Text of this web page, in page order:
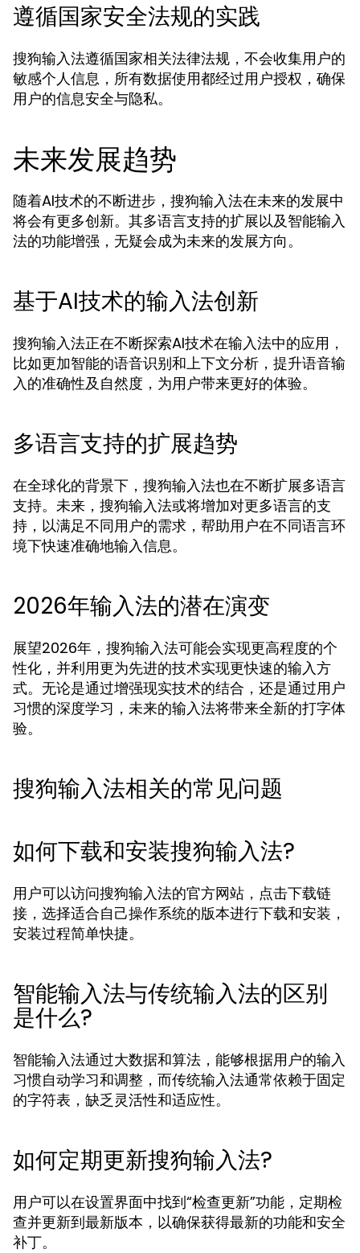
遵循国家安全法规的实践
搜狗输入法遵循国家相关法律法规，不会收集用户的
敏感个人信息，所有数据使用都经过用户授权，确保
用户的信息安全与隐私。
未来发展趋势
随着AI技术的不断进步，搜狗输入法在未来的发展中
将会有更多创新。其多语言支持的扩展以及智能输入
法的功能增强，无疑会成为未来的发展方向。
基于AI技术的输入法创新
搜狗输入法正在不断探索AI技术在输入法中的应用，
比如更加智能的语音识别和上下文分析，提升语音输
入的准确性及自然度，为用户带来更好的体验。
多语言支持的扩展趋势
在全球化的背景下，搜狗输入法也在不断扩展多语言
支持。未来，搜狗输入法或将增加对更多语言的支
持，以满足不同用户的需求，帮助用户在不同语言环
境下快速准确地输入信息。
2026年输入法的潜在演变
展望2026年，搜狗输入法可能会实现更高程度的个
性化，并利用更为先进的技术实现更快速的输入方
式。无论是通过增强现实技术的结合，还是通过用户
习惯的深度学习，未来的输入法将带来全新的打字体
验。
搜狗输入法相关的常见问题
如何下载和安装搜狗输入法?
用户可以访问搜狗输入法的官方网站，点击下载链
接，选择适合自己操作系统的版本进行下载和安装，
安装过程简单快捷。
智能输入法与传统输入法的区别
是什么?
智能输入法通过大数据和算法，能够根据用户的输入
习惯自动学习和调整，而传统输入法通常依赖于固定
的字符表，缺乏灵活性和适应性。
如何定期更新搜狗输入法?
用户可以在设置界面中找到“检查更新”功能，定期检
查并更新到最新版本，以确保获得最新的功能和安全
补丁。